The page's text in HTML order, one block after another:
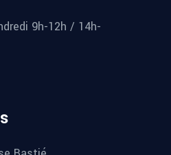
9h-12h / 14h-